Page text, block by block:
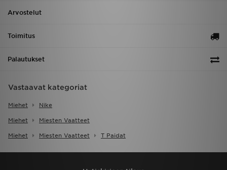
Arvostelut
Toimitus
Palautukset
Vastaavat kategoriat
Miehet Nike
Miehet Miesten Vaatteet
Miehet Miesten Vaatteet T Paidat